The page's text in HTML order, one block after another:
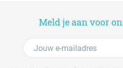
Meld je aan voor